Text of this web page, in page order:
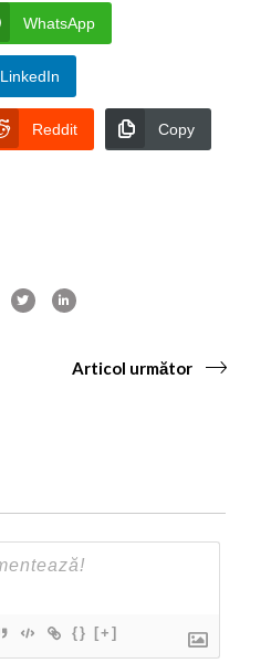
WhatsApp
LinkedIn
Reddit Copy
Articol următor
{} [+]